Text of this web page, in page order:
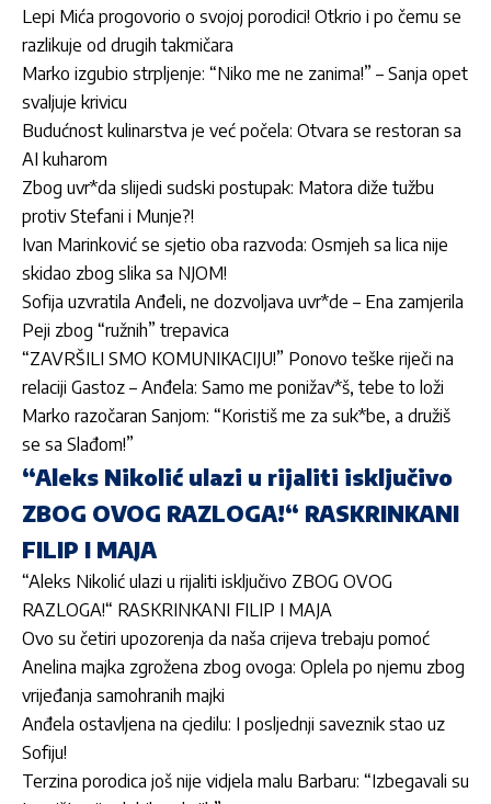
Lepi Mića progovorio o svojoj porodici! Otkrio i po čemu se
razlikuje od drugih takmičara
Marko izgubio strpljenje: “Niko me ne zanima!” – Sanja opet
svaljuje krivicu
Budućnost kulinarstva je već počela: Otvara se restoran sa
AI kuharom
Zbog uvr*da slijedi sudski postupak: Matora diže tužbu
protiv Stefani i Munje?!
Ivan Marinković se sjetio oba razvoda: Osmjeh sa lica nije
skidao zbog slika sa NJOM!
Sofija uzvratila Anđeli, ne dozvoljava uvr*de – Ena zamjerila
Peji zbog “ružnih” trepavica
“ZAVRŠILI SMO KOMUNIKACIJU!” Ponovo teške riječi na
relaciji Gastoz – Anđela: Samo me ponižav*š, tebe to loži
Marko razočaran Sanjom: “Koristiš me za suk*be, a družiš
se sa Slađom!”
“Aleks Nikolić ulazi u rijaliti isključivo
ZBOG OVOG RAZLOGA!“ RASKRINKANI
FILIP I MAJA
“Aleks Nikolić ulazi u rijaliti isključivo ZBOG OVOG
RAZLOGA!“ RASKRINKANI FILIP I MAJA
Ovo su četiri upozorenja da naša crijeva trebaju pomoć
Anelina majka zgrožena zbog ovoga: Oplela po njemu zbog
vrijeđanja samohranih majki
Anđela ostavljena na cjedilu: I posljednji saveznik stao uz
Sofiju!
Terzina porodica još nije vidjela malu Barbaru: “Izbegavali su